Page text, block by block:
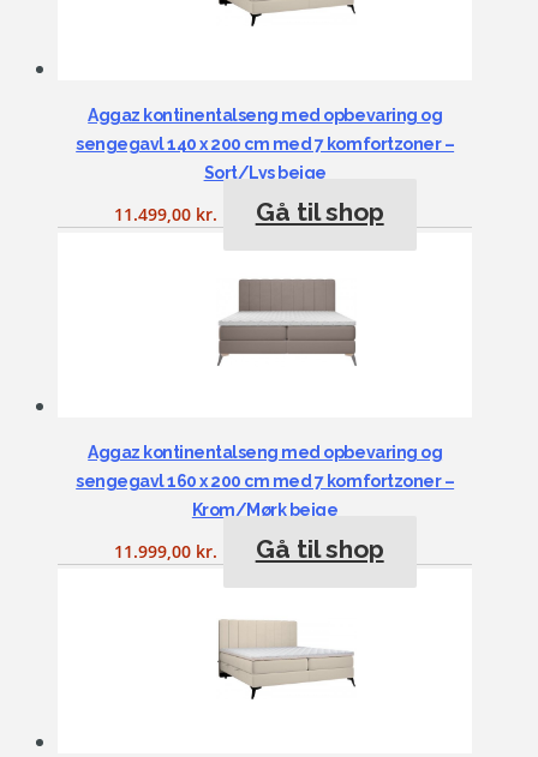
Aggaz kontinentalseng med opbevaring og
sengegavl 140 x 200 cm med 7 komfortzoner –
Sort/Lys beige
11.499,00 kr. Gå til shop
Aggaz kontinentalseng med opbevaring og
sengegavl 160 x 200 cm med 7 komfortzoner –
Krom/Mørk beige
11.999,00 kr. Gå til shop